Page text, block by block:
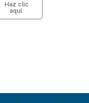
Haz clic
aquí.